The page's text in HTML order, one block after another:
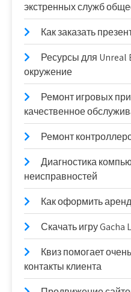
экстренных служб
Как заказать
Ресурсы для Unreal
окружение
Ремонт игровых
качественное
Ремонт
Диагностика
неисправностей
Как оформить
Скачать игру Gacha
Квиз помогает
контакты клиента